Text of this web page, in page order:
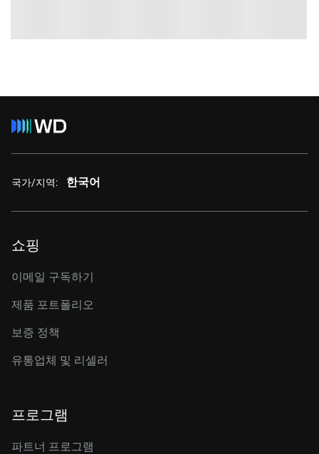
국가/지역: 한국어
쇼핑
이메일 구독하기
제품 포트폴리오
보증 정책
유통업체 및 리셀러
프로그램
파트너 프로그램